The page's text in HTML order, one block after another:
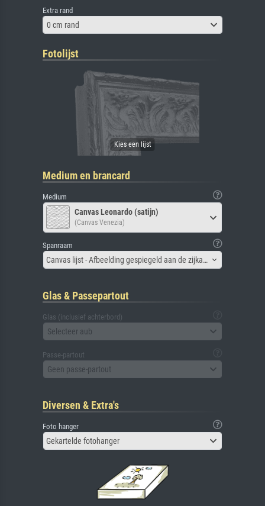
Extra rand
0 cm rand
Fotolijst
Medium en brancard
Medium
Canvas Leonardo (satijn)
(Canvas Venezia)
Spanraam
Canvas lijst - Afbeelding gespiegeld aan de zijkant
Glas & Passepartout
Glas (inclusief achterbord)
Selecteer aub
Passe-partout
Geen passe-partout
Diversen & Extra's
Foto hanger
Gekartelde fotohanger